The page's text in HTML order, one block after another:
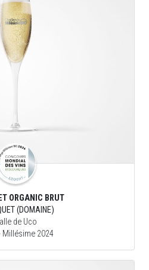
ORGANIC BRUT
(DOMAINE)
de Uco
Millésime 2024